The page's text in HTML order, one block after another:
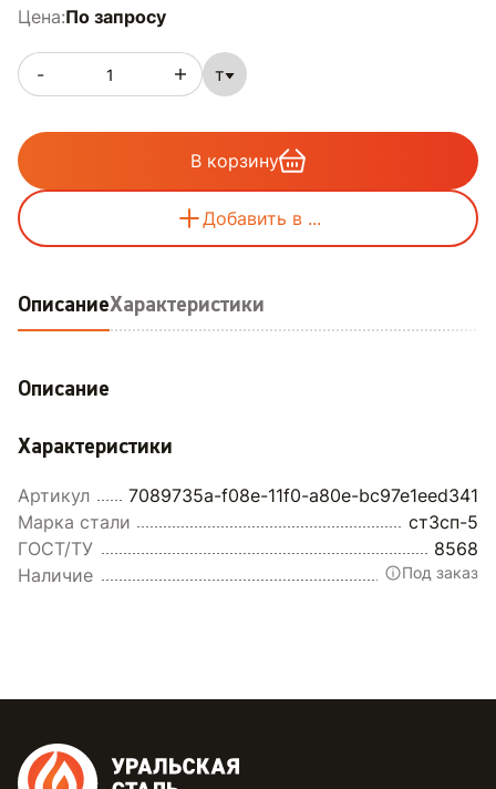
Цена:По запросу
- т
В корзину
Добавить в ...
ОписаниеХарактеристики
Описание
Характеристики
Артикул
7089735a-f08e-11f0-a80e-bc97e1eed341
Марка стали
ст3сп-5
ГОСТ/ТУ
8568
Наличие
Под заказ